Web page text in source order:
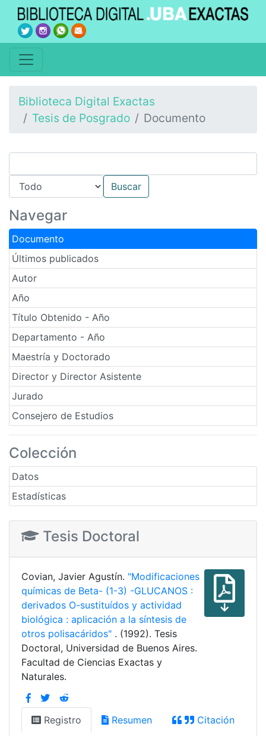
Biblioteca Digital Exactas
Tesis de Posgrado
Documento
Navegar
Documento
Últimos publicados
Autor
Año
Título Obtenido - Año
Departamento - Año
Maestría y Doctorado
Director y Director Asistente
Jurado
Consejero de Estudios
Colección
Datos
Estadísticas
Tesis Doctoral
Covian, Javier Agustín. "Modificaciones
químicas de Beta- (1-3) -GLUCANOS :
derivados O-sustituídos y actividad
biológica : aplicación a la síntesis de
otros polisacáridos" . (1992). Tesis
Doctoral, Universidad de Buenos Aires.
Facultad de Ciencias Exactas y
Naturales.
Registro Resumen Citación